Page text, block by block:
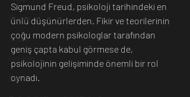
Dünya
İnsan
İletişim
Evren
Sigmund Freud, psikoloji tarihindeki en
ünlü düşünürlerden. Fikir ve teorilerinin
çoğu modern psikologlar tarafından
geniş çapta kabul görmese de,
psikolojinin gelişiminde önemli bir rol
oynadı.